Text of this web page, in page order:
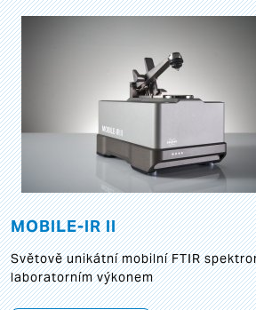
MOBILE-IR II
Světově unikátní mobilní FTIR
laboratorním výkonem